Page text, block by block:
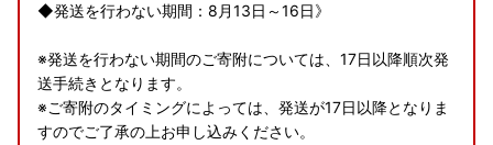
◆発送を行わない期間：8月13日～16日》
※発送を行わない期間のご寄附については、17日以降順次発
送手続きとなります。
※ご寄附のタイミングによっては、発送が17日以降となりま
すのでご了承の上お申し込みください。